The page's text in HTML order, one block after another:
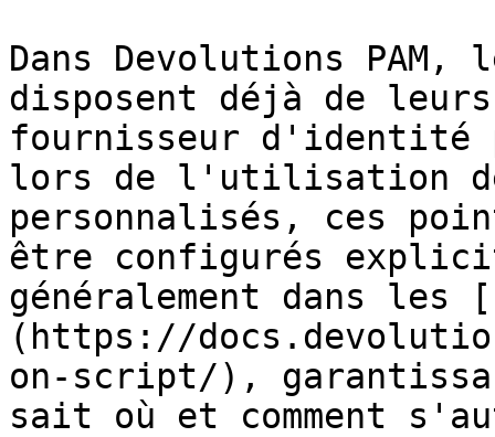
Dans Devolutions
disposent déjà de
fournisseur d'identité
lors de l'utilisation de
personnalisés, ces
être configurés
généralement dans
(https://
on-script/),
sait où et comment